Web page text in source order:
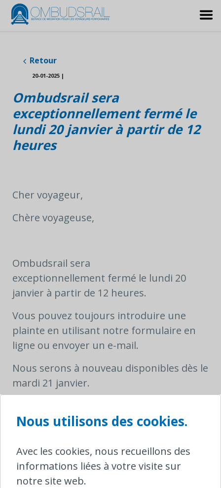
Retour
20-01-2025 |
Ombudsrail sera
exceptionnellement fermé le
lundi 20 janvierà partir de 12
heures
Cher voyageur,
Chère voyageuse,
Ombudsrail sera
exceptionnellement fermé le lundi 20
janvier à partir de 12 heures.
Vous pouvez toujours introduire une
plainte en utilisant notre formulaire en
ligne ou envoyer un e-mail.
Nous serons à nouveau disponibles dès le
mardi 21 janvier.
Merci pour votre compréhension.
L'équipe Ombudsrail
Nous utilisons des cookies.
Avec les cookies, nous recueillons des
informations liées à votre visite sur
notre site web.